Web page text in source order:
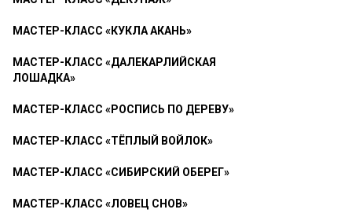
МАСТЕР-КЛАСС «КУКЛА АКАНЬ»
МАСТЕР-КЛАСС «ДАЛЕКАРЛИЙСКАЯ
ЛОШАДКА»
МАСТЕР-КЛАСС «РОСПИСЬ ПО ДЕРЕВУ»
МАСТЕР-КЛАСС «ТЁПЛЫЙ ВОЙЛОК»
МАСТЕР-КЛАСС «СИБИРСКИЙ ОБЕРЕГ»
МАСТЕР-КЛАСС «ЛОВЕЦ СНОВ»